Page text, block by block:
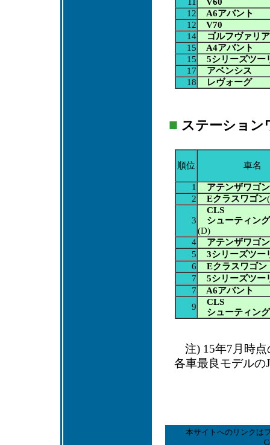
12
A6アバント
12
V70
14
ゴルフヴァリ
15
A4アバント
15
5シリーズツー
17
アベンシス
18
レヴォーグ
■ ステーション
順位 車名
1 アテンザワゴン
2
Eクラスワゴン
3
CLS
シューティン
(D)
4
アテンザワゴン
5
3シリーズツー
6
Eクラスワゴン
7
5シリーズツー
7
A6アバント
9
CLS
シューティン
注) 15年7月時
各車最良モデルの
本サイトへのリンクは